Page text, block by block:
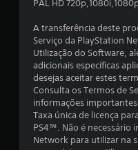
PAL HD
A transferência deste
Serviço da PlayStation
Utilização do Software,
adicionais específicas
desejas aceitar estes
Consulta os Termos de
informações
Taxa única de licença
PS4™. Não é necessário
Network para utilizar na